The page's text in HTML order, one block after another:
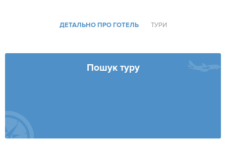
ДЕТАЛЬНО ПРО ГОТЕЛЬ ТУРИ
Пошук туру